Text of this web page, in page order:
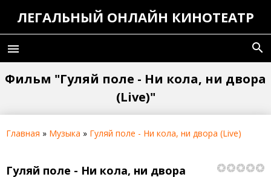
ЛЕГАЛЬНЫЙ ОНЛАЙН КИНОТЕАТР
menu search
Фильм "Гуляй поле - Ни кола, ни двора
(Live)"
Главная » Музыка » Гуляй поле - Ни кола, ни двора (Live)
Гуляй поле - Ни кола, ни двора